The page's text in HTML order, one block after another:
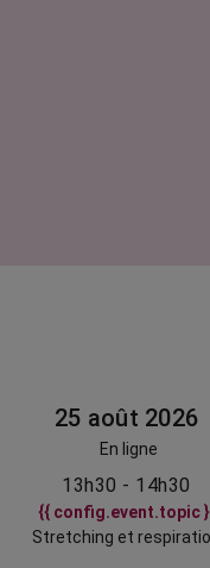
25 août 2026
En ligne
13h30 - 14h30
{{ config.event.topic
Stretching et